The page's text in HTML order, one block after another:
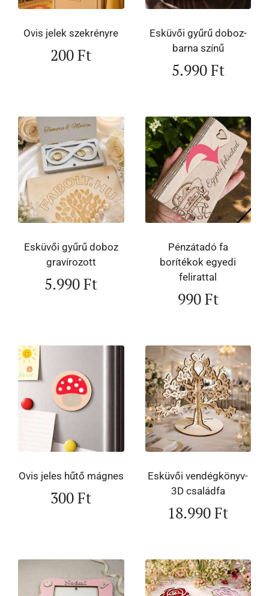
Ovis jelek szekrényre
200Ft
Esküvői gyűrű doboz-
barna színű
5.990Ft
Esküvői gyűrű doboz
gravírozott
5.990Ft
Pénzátadó fa
borítékok egyedi
felirattal
990Ft
Ovis jeles hűtő mágnes
300Ft
Esküvői vendégkönyv-
3D családfa
18.990Ft